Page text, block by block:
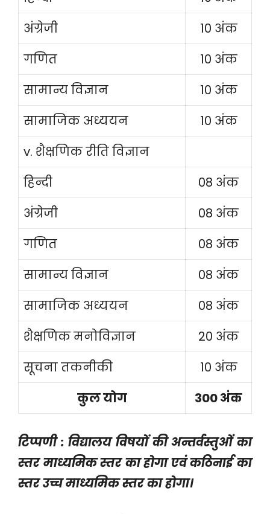
अंग्रेजी
10 अंक
गणित
10 अंक
सामान्य विज्ञान
10 अंक
सामाजिक अध्ययन
10 अंक
v. शैक्षणिक रीति विज्ञान
हिन्दी
08 अंक
अंग्रेजी
08 अंक
गणित
08 अंक
सामान्य विज्ञान
08 अंक
सामाजिक अध्ययन
08 अंक
शैक्षणिक मनोविज्ञान
20 अंक
सूचना तकनीकी
10 अंक
कुल योग
300 अंक
टिप्पणी : विद्यालय विषयों की अन्तर्वस्तुओं का
स्तर माध्यमिक स्तर का होगा एवं कठिनाई का
स्तर उच्च माध्यमिक स्तर का होगा।